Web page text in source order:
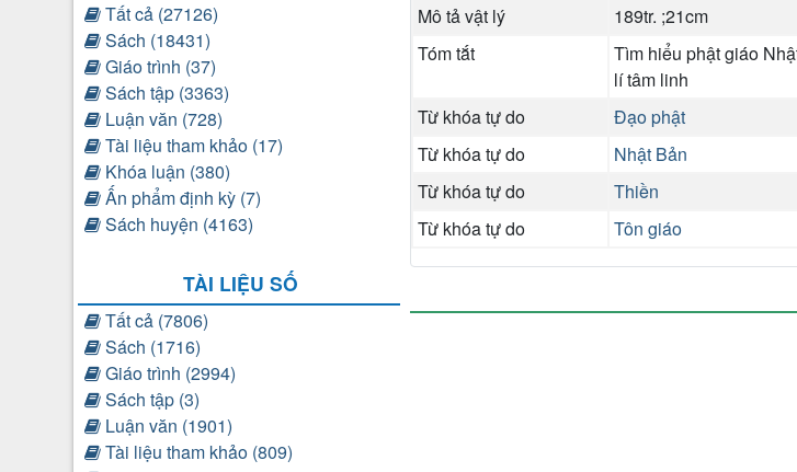
Tất cả (27126)
Sách (18431)
Giáo trình (37)
Sách tập (3363)
Luận văn (728)
Tài liệu tham khảo (17)
Khóa luận (380)
Ấn phẩm định kỳ (7)
Sách huyện (4163)
TÀI LIỆU SỐ
Tất cả (7806)
Sách (1716)
Giáo trình (2994)
Sách tập (3)
Luận văn (1901)
Tài liệu tham khảo (809)
Mô tả vật lý
189tr. ;21cm
Tóm tắt
Tìm hiểu phật giáo
lí tâm linh
Từ khóa tự do
Đạo phật
Từ khóa tự do
Nhật Bản
Từ khóa tự do
Thiền
Từ khóa tự do
Tôn giáo